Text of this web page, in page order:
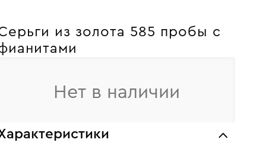
из золота 585 пробы c
Нет в наличии